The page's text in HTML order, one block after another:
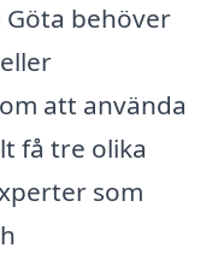
behöver
att använda
få tre olika
som